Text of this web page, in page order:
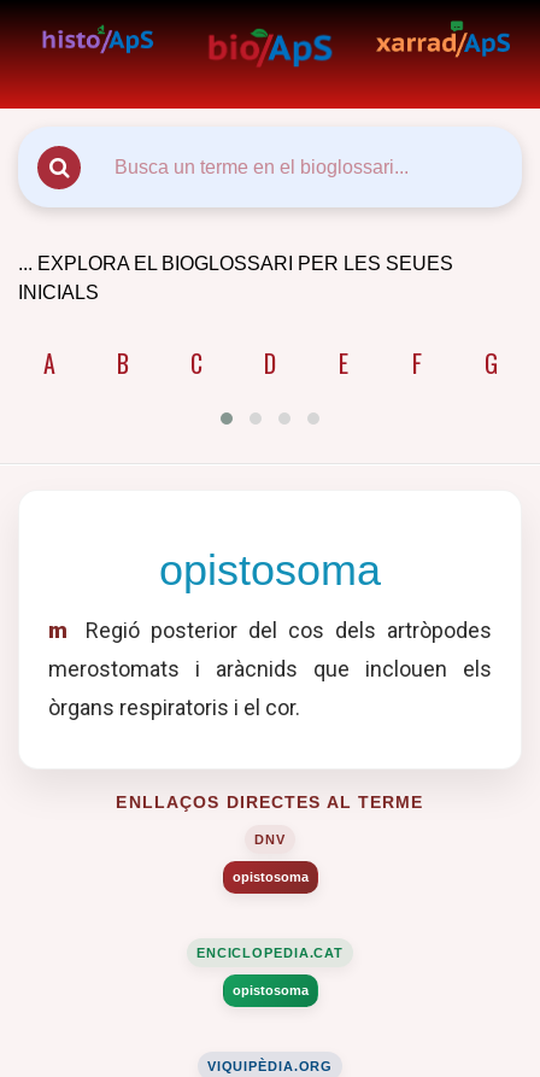
... EXPLORA EL BIOGLOSSARI PER LES SEUES
INICIALS
A B C D E F G
opistosoma
m
Regió posterior del cos dels artròpodes
merostomats i aràcnids que inclouen els
òrgans respiratoris i el cor.
ENLLAÇOS DIRECTES AL TERME
DNV
opistosoma
ENCICLOPEDIA.CAT
opistosoma
VIQUIPÈDIA.ORG